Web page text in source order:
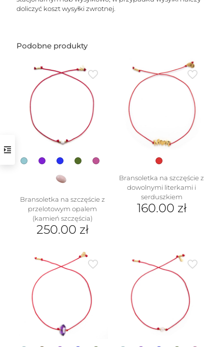
doliczyć koszt wysyłki zwrotnej.
Podobne produkty
Bransoletka na szczęście z
przelotowym opalem
(kamień szczęścia)
250.00 zł
produkt
ma
wiele
wariantów.
stronie
produktu
Bransoletka na szczęście z
dowolnymi literkami i
serduszkiem
160.00 zł
wariantów.
Opcje
można
wybrać
produktu